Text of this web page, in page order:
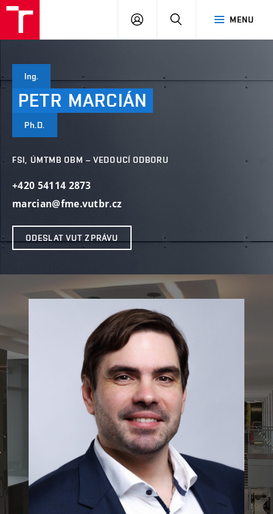
MENU
PŘIHLÁSIT
Ing.
PETR MARCIÁN
Ph.D.
FSI, ÚMTMB OBM – VEDOUCÍ ODBORU
+420 54114 2873
marcian@fme.vutbr.cz
ODESLAT VUT ZPRÁVU